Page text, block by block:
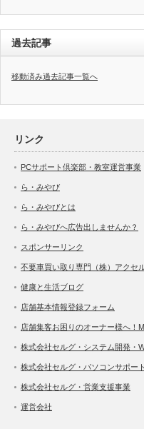
過去記事
移動済み過去記事一覧へ
リンク
PCサポート倶楽部・教室運営事業
ら・みやび
ら・みやびとは
ら・みやびへ広告出しませんか？
スポンサーリンク
不要車買い取り専門（株）アクセ
健康と生活ブログ
店舗基本情報登録フォーム
店舗集客お困りのオーナー様へ！
株式会社セルグ・システム開発・
株式会社セルグ・パソコンサポー
株式会社セルグ・営業支援事業
運営会社